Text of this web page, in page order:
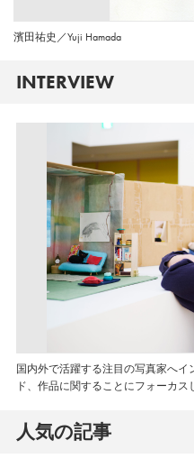
濱田祐史／Yuji Hamada
INTERVIEW
国内外で活躍する注目の写真家へ
ド、作品に関することにフォーカス
人気の記事